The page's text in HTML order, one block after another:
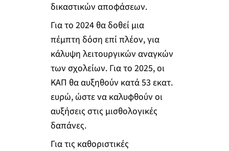
δικαστικών αποφάσεων.
Για το 2024 θα δοθεί μια
πέμπτη δόση επί πλέον, για
κάλυψη λειτουργικών αναγκών
των σχολείων. Για το 2025, οι
ΚΑΠ θα αυξηθούν κατά 53 εκατ.
ευρώ, ώστε να καλυφθούν οι
αυξήσεις στις μισθολογικές
δαπάνες.
Για τις καθοριστικές